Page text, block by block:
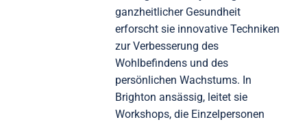
ganzheitlicher Gesundheit
erforscht sie innovative Techniken
zur Verbesserung des
Wohlbefindens und des
persönlichen Wachstums. In
Brighton ansässig, leitet sie
Workshops, die Einzelpersonen